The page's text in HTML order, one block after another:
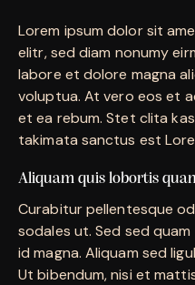
Lorem ipsum dolor sit
elitr, sed diam nonumy
labore et dolore magna
voluptua. At vero eos et
et ea rebum. Stet clita
takimata sanctus est
Aliquam quis lobortis
Curabitur pellentesque
sodales ut. Sed sed
id magna. Aliquam sed
Ut bibendum, nisi et